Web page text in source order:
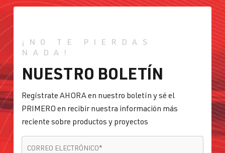
¡NO TE PIERDAS
NADA!
NUESTRO BOLETÍN
Regístrate AHORA en nuestro boletín y sé el
PRIMERO en recibir nuestra información más
reciente sobre productos y proyectos
CORREO ELECTRÓNICO*